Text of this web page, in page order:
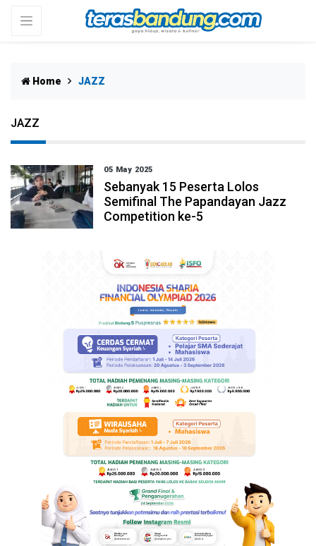
Home JAZZ
JAZZ
05 May 2025
Sebanyak 15 Peserta Lolos
Semifinal The Papandayan Jazz
Competition ke-5